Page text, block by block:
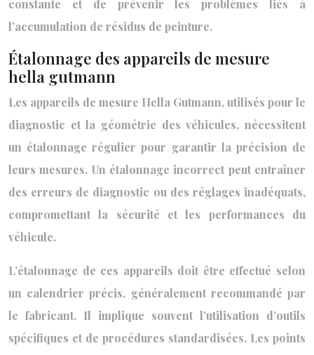
constante et de prévenir les problèmes liés à
l’accumulation de résidus de peinture.
Étalonnage des appareils de mesure
hella gutmann
Les appareils de mesure Hella Gutmann, utilisés pour le
diagnostic et la géométrie des véhicules, nécessitent
un étalonnage régulier pour garantir la précision de
leurs mesures. Un étalonnage incorrect peut entraîner
des erreurs de diagnostic ou des réglages inadéquats,
compromettant la sécurité et les performances du
véhicule.
L’étalonnage de ces appareils doit être effectué selon
un calendrier précis, généralement recommandé par
le fabricant. Il implique souvent l’utilisation d’outils
spécifiques et de procédures standardisées. Les points